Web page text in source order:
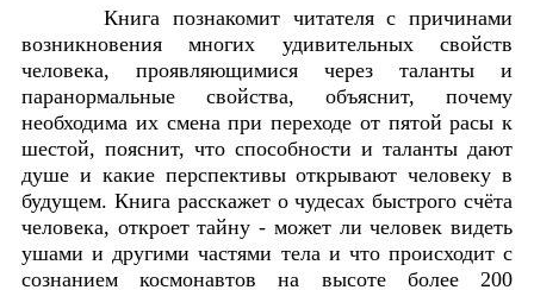
Книга познакомит читателя с причинами
возникновения многих удивительных свойств
человека, проявляющимися через таланты и
паранормальные свойства, объяснит, почему
необходима их смена при переходе от пятой расы к
шестой, пояснит, что способности и таланты дают
душе и какие перспективы открывают человеку в
будущем. Книга расскажет о чудесах быстрого счёта
человека, откроет тайну - может ли человек видеть
ушами и другими частями тела и что происходит с
сознанием космонавтов на высоте более 200